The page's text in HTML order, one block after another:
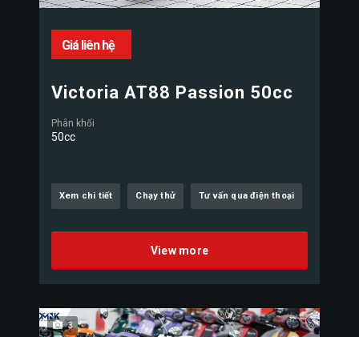
Giá liên hệ
Victoria AT88 Passion 50cc
Phân khối
50cc
Xem chi tiết Chạy thử Tư vấn qua điện thoại
View more
3